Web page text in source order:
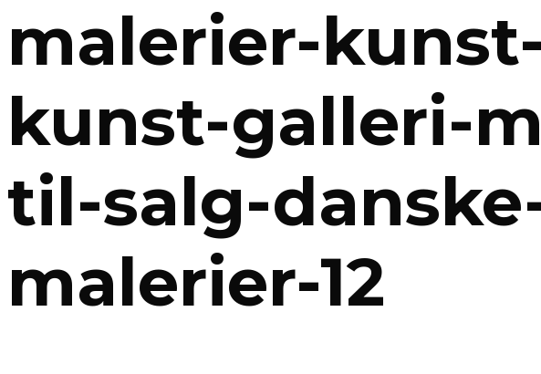
malerier-
kunst-galleri-
til-salg-
malerier-12